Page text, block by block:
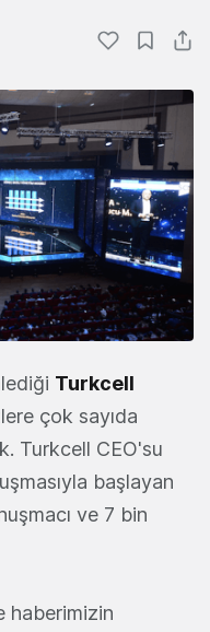
Turkcell
çok sayıda
Turkcell CEO'su
başlayan
ve 7 bin
haberimizin